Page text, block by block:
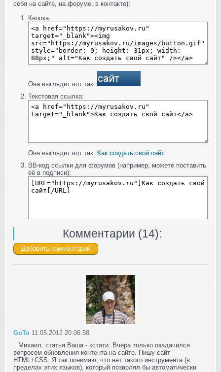
себя на сайте, на форуме, в контакте):
Кнопка:
Она выглядит вот так:
Текстовая ссылка:
Она выглядит вот так: Как создать свой сайт
BB-код ссылки для форумов (например, можете поставить
её в подписи):
Комментарии (14):
GoTo 11.05.2012 20:06:58
Михаил, статья Ваша - кстати. Вчера только озадачился
вопросом обновления контента на сайте. Пишу сайт
HTML+CSS. Я так понимаю, что нет такого инструмента (в
пределах этих языков), который позволял бы автоматически